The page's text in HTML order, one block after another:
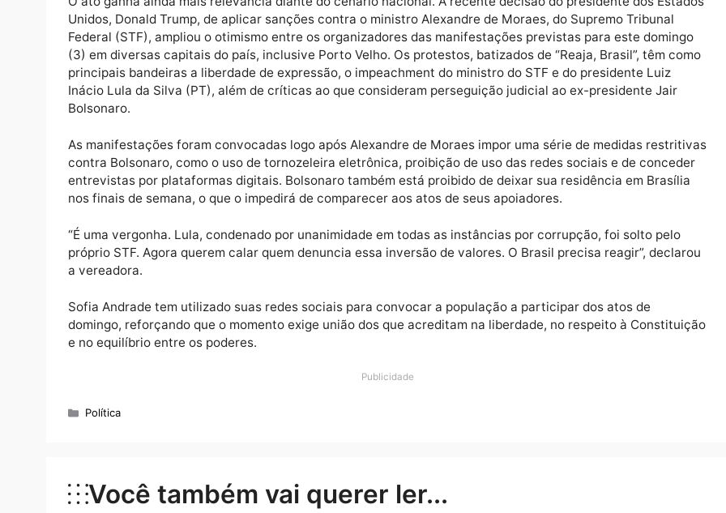
A manifestação, pacífica e direta, ganhou apoio de quem passava pelo local. Motoristas,
motociclistas aderiram com buzinaços e acenos, demonstrando sintonia com o protesto. “É assim
começa um movimento de coragem, com o povo demonstrando que está acordado. Essa luta é
liberdade e pela verdade”, afirmou Sofia Andrade.
O ato ganha ainda mais relevância diante do cenário nacional. A recente decisão do presidente dos
Unidos, Donald Trump, de aplicar sanções contra o ministro Alexandre de Moraes, do Supremo
Federal (STF), ampliou o otimismo entre os organizadores das manifestações previstas para este
(3) em diversas capitais do país, inclusive Porto Velho. Os protestos, batizados de “Reaja, Brasil”,
Inácio Lula da Silva (PT), além de críticas ao que consideram perseguição judicial ao ex-presidente
Bolsonaro.
As manifestações foram convocadas logo após Alexandre de Moraes impor uma série de medidas
contra Bolsonaro, como o uso de tornozeleira eletrônica, proibição de uso das redes sociais e de
entrevistas por plataformas digitais. Bolsonaro também está proibido de deixar sua residência em
próprio STF. Agora querem calar quem denuncia essa inversão de valores. O Brasil precisa reagir”,
Sofia Andrade tem utilizado suas redes sociais para convocar a população a participar dos atos de
domingo, reforçando que o momento exige união dos que acreditam na liberdade, no respeito à